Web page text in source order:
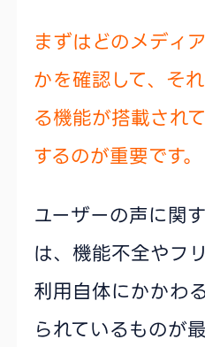
まずはどのメディ
かを確認して、そ
る機能が搭載され
するのが重要です。
ユーザーの声に関
は、機能不全やフ
利用自体にかかわ
られているものが